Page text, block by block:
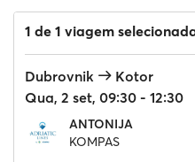
1 de 1 viagem
Dubrovnik
Kotor
Qua, 2 set, 09:30 - 12:30
ANTONIJA
KOMPAS